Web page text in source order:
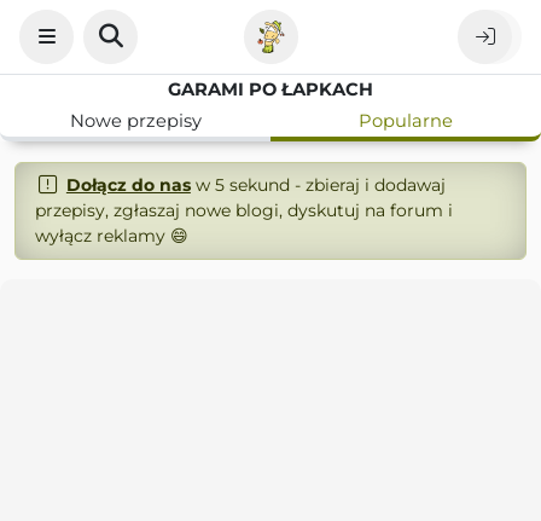
GARAMI PO ŁAPKACH
Nowe przepisy
Popularne
Dołącz do nasw 5 sekund - zbieraj i dodawaj
przepisy, zgłaszaj nowe blogi, dyskutuj na forum i
wyłącz reklamy 😄